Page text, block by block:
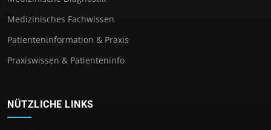
Medizinisches Fachwissen
Patienteninformation & Praxis
Praxiswissen & Patienteninfo
NÜTZLICHE LINKS